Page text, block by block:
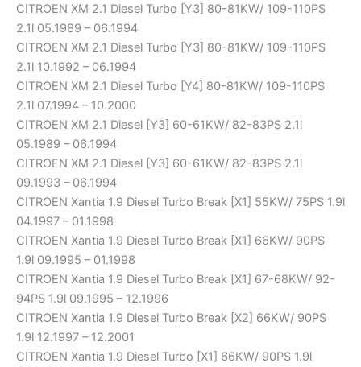
CITROEN XM 2.1 Diesel Turbo [Y3] 80-81KW/ 109-110PS
2.1l 05.1989 – 06.1994
CITROEN XM 2.1 Diesel Turbo [Y3] 80-81KW/ 109-110PS
2.1l 10.1992 – 06.1994
CITROEN XM 2.1 Diesel Turbo [Y4] 80-81KW/ 109-110PS
2.1l 07.1994 – 10.2000
CITROEN XM 2.1 Diesel [Y3] 60-61KW/ 82-83PS 2.1l
05.1989 – 06.1994
CITROEN XM 2.1 Diesel [Y3] 60-61KW/ 82-83PS 2.1l
09.1993 – 06.1994
CITROEN Xantia 1.9 Diesel Turbo Break [X1] 55KW/ 75PS 1.9l
04.1997 – 01.1998
CITROEN Xantia 1.9 Diesel Turbo Break [X1] 66KW/ 90PS
1.9l 09.1995 – 01.1998
CITROEN Xantia 1.9 Diesel Turbo Break [X1] 67-68KW/ 92-
94PS 1.9l 09.1995 – 12.1996
CITROEN Xantia 1.9 Diesel Turbo Break [X2] 66KW/ 90PS
1.9l 12.1997 – 12.2001
CITROEN Xantia 1.9 Diesel Turbo [X1] 66KW/ 90PS 1.9l